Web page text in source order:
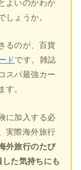
よいのかわか
しょうか。
るのが、百貨
ドです。雑誌
スパ最強カー
す。
に加入する必
実際海外旅行
外旅行のたび
た気持ちにも